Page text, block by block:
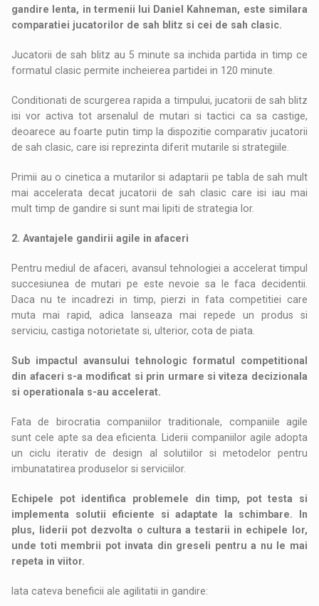
gandire lenta, in termenii lui Daniel Kahneman, este similara
comparatiei jucatorilor de sah blitz si cei de sah clasic.
Jucatorii de sah blitz au 5 minute sa inchida partida in timp ce
formatul clasic permite incheierea partidei in 120 minute.
Conditionati de scurgerea rapida a timpului, jucatorii de sah blitz
isi vor activa tot arsenalul de mutari si tactici ca sa castige,
deoarece au foarte putin timp la dispozitie comparativ jucatorii
de sah clasic, care isi reprezinta diferit mutarile si strategiile.
Primii au o cinetica a mutarilor si adaptarii pe tabla de sah mult
mai accelerata decat jucatorii de sah clasic care isi iau mai
mult timp de gandire si sunt mai lipiti de strategia lor.
2. Avantajele gandirii agile in afaceri
Pentru mediul de afaceri, avansul tehnologiei a accelerat timpul
succesiunea de mutari pe este nevoie sa le faca decidentii.
Daca nu te incadrezi in timp, pierzi in fata competitiei care
muta mai rapid, adica lanseaza mai repede un produs si
serviciu, castiga notorietate si, ulterior, cota de piata.
Sub impactul avansului tehnologic formatul competitional
din afaceri s-a modificat si prin urmare si viteza decizionala
si operationala s-au accelerat.
Fata de birocratia companiilor traditionale, companiile agile
sunt cele apte sa dea eficienta. Liderii companiilor agile adopta
un ciclu iterativ de design al solutiilor si metodelor pentru
imbunatatirea produselor si serviciilor.
Echipele pot identifica problemele din timp, pot testa si
implementa solutii eficiente si adaptate la schimbare. In
plus, liderii pot dezvolta o cultura a testarii in echipele lor,
unde toti membrii pot invata din greseli pentru a nu le mai
repeta in viitor.
Iata cateva beneficii ale agilitatii in gandire: